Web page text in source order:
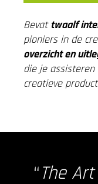
Bevat twaalf
pioniers in de
overzicht en
die je assisteren
creatieve
“The